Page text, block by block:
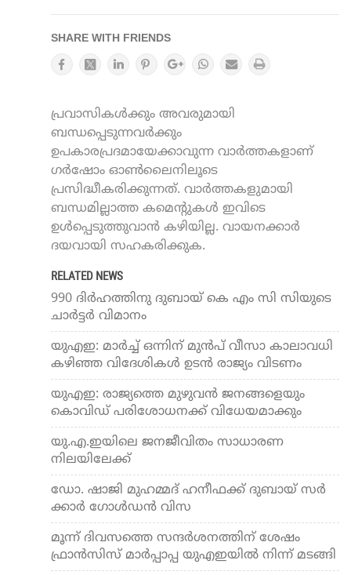
SHARE WITH FRIENDS
പ്രവാസികൾക്കും അവരുമായി
ബന്ധപ്പെടുന്നവർക്കും
ഉപകാരപ്രദമായേക്കാവുന്ന വാർത്തകളാണ്
ഗർഷോം ഓൺലൈനിലൂടെ
പ്രസിദ്ധീകരിക്കുന്നത്. വാർത്തകളുമായി
ബന്ധമില്ലാത്ത കമെന്റുകൾ ഇവിടെ
ഉൾപ്പെടുത്തുവാൻ കഴിയില്ല. വായനക്കാർ
ദയവായി സഹകരിക്കുക.
RELATED NEWS
990 ദിര്‍ഹത്തിനു ദുബായ് കെ എം സി സിയുടെ
ചാര്‍ട്ടര്‍ വിമാനം
യുഎഇ: മാർച്ച് ഒന്നിന് മുൻപ് വീസാ കാലാവധി
കഴിഞ്ഞ വിദേശികൾ ഉടൻ രാജ്യം വിടണം
യുഎഇ: രാജ്യത്തെ മുഴുവൻ ജനങ്ങളെയും
കൊവിഡ് പരിശോധനക്ക് വിധേയമാക്കും
യു.​എ.​ഇയിലെ ജനജീവിതം സാധാരണ
നിലയിലേക്ക്
ഡോ. ​ഷാ​ജി മു​ഹ​മ്മ​ദ് ഹ​നീ​ഫ​ക്ക് ദുബായ് സ​ർ​
ക്കാ​ർ ഗോ​ൾ​ഡ​ൻ വി​സ
മൂന്ന് ദിവസത്തെ സന്ദര്‍ശനത്തിന് ശേഷം
ഫ്രാന്‍സിസ് മാര്‍പ്പാപ്പ യുഎഇയില്‍ നിന്ന് മടങ്ങി